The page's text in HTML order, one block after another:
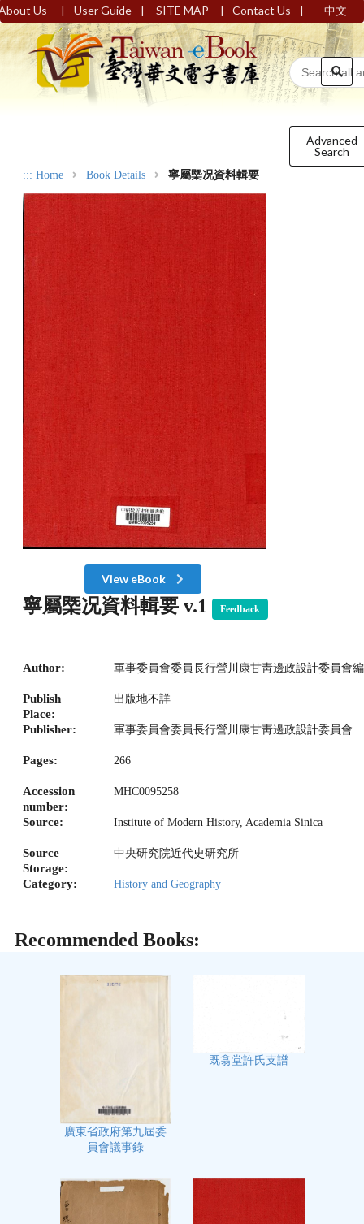
Us | User Guide | SITE MAP | Contact Us | 中文
Advanced
Search
::: Home Book Details 寧屬㮣况資料輯要
View eBook
寧屬㮣况資料輯要 v.1 Feedback
Author: 軍事委員會委員長行營川康甘靑邊政設計委員會編
Publish
Place:
出版地不詳
Publisher: 軍事委員會委員長行營川康甘靑邊政設計委員會
Pages: 266
Accession
number:
MHC0095258
Source: Institute of Modern History, Academia Sinica
Source
Storage:
中央研究院近代史研究所
Category: History and Geography
Recommended Books:
廣東省政府第九屆委
員會議事錄
既翕堂許氏支譜